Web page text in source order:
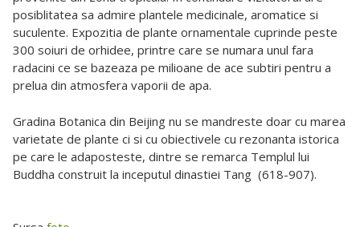
posiblitatea sa admire plantele medicinale, aromatice si
suculente. Expozitia de plante ornamentale cuprinde peste
300 soiuri de orhidee, printre care se numara unul fara
radacini ce se bazeaza pe milioane de ace subtiri pentru a
prelua din atmosfera vaporii de apa.
Gradina Botanica din Beijing nu se mandreste doar cu marea
varietate de plante ci si cu obiectivele cu rezonanta istorica
pe care le adaposteste, dintre se remarca Templul lui
Buddha construit la inceputul dinastiei Tang (618-907).